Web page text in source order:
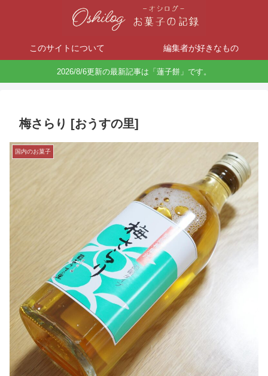
このサイトについて 編集者が好きなもの
2026/8/6更新の最新記事は「蓮子餅」です。
梅さらり [おうすの里]
国内のお菓子